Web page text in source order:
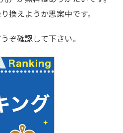
換えようか思案中です。
ぞ確認して下さい。